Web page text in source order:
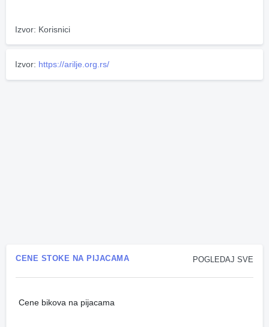
Izvor: Korisnici
Izvor: https://arilje.org.rs/
POGLEDAJ SVE
CENE STOKE NA PIJACAMA
Cene bikova na pijacama